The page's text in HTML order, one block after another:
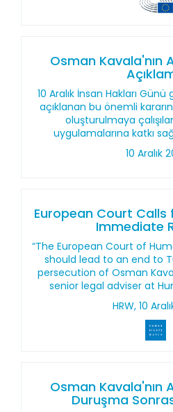
Osman Kavala'nın
10 Aralık İnsan Hakları
açıklanan bu önemli
oluşturulmaya
uygulamalarına katkı
10 Aralık
European Court Calls
Immediate
“The European Court of
should lead to an end to
persecution of Osman
senior legal adviser at
HRW, 10
Osman Kavala'nın
Duruşma